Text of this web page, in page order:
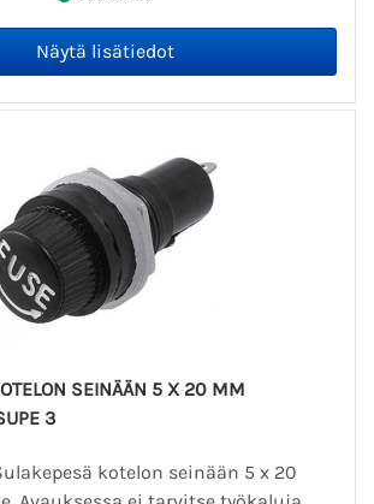
SEINÄÄN 5 X 20 MM
3
kotelon seinään 5 x 20